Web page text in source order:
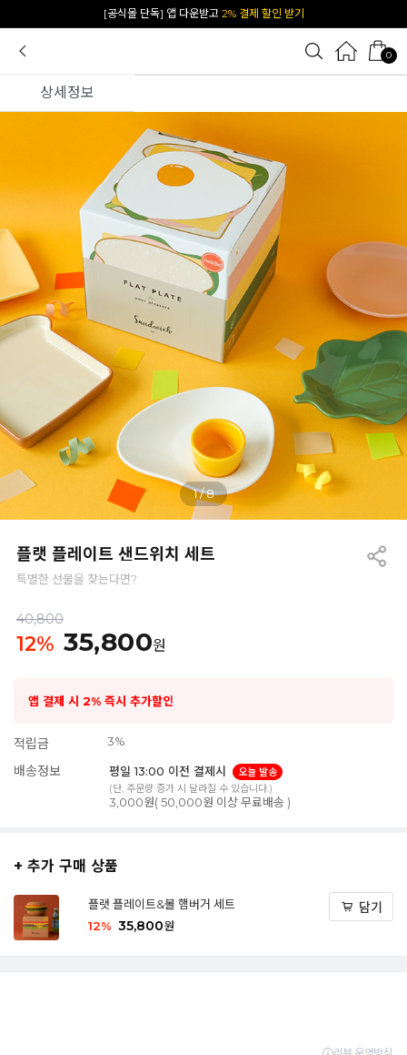
카카오 플친 추가하면1천원 즉시 할인 쿠폰
0
상세정보
1/8
플랫 플레이트 샌드위치 세트
특별한 선물을 찾는다면?
40,800
12% 35,800원
앱 결제 시 2% 즉시 추가할인
적립금 3%
배송정보 평일 13:00 이전 결제시
오늘 발송
(단, 주문량 증가 시 달라질 수 있습니다.)
3,000원( 50,000원 이상 무료배송 )
+ 추가 구매 상품
플랫 플레이트&볼 햄버거 세트
12% 35,800원
담기